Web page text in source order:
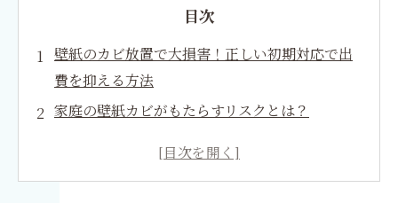
目次
壁紙のカビ放置で大損害！正しい初期対応で出
費を抑える方法
家庭の壁紙カビがもたらすリスクとは？